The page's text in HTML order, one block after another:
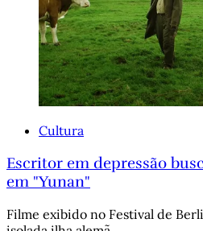
Cultura
Escritor em depressão
em "Yunan"
Filme exibido no Festival de